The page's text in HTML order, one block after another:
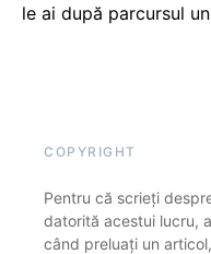
le ai după parcursul
COPYRIGHT
Pentru că scrieți
datorită acestui lucru,
când preluați un